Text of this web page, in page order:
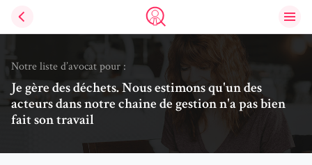
Trouve un avocat
Notre liste d’avocat pour :
Je gère des déchets. Nous estimons qu'un des
acteurs dans notre chaine de gestion n'a pas bien
fait son travail